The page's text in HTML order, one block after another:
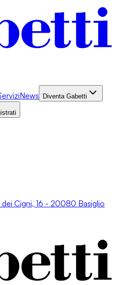
News Diventa Gabetti
Cigni, 16 - 20080 Basiglio